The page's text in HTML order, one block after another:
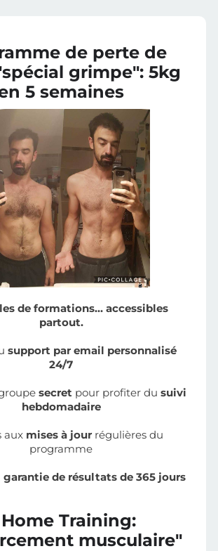
de perte de
grimpe": 5kg
5 semaines
de formations… accessibles
partout.
support par email personnalisé
24/7
secret pour profiter du suivi
hebdomadaire
aux mises à jour régulières du
programme
garantie de résultats de 365 jours
Home Training:
musculaire"